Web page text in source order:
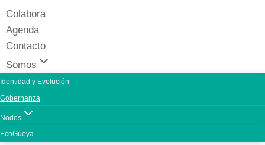
Colabora
Agenda
Contacto
Somos
Identidad y Evolución
Gobernanza
Nodos
EcoGüeya